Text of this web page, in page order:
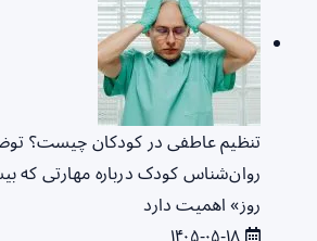
تنظیم عاطفی در کودکان چیست؟
روان‌شناس کودک درباره مهارتی که
روز» اهمیت دارد